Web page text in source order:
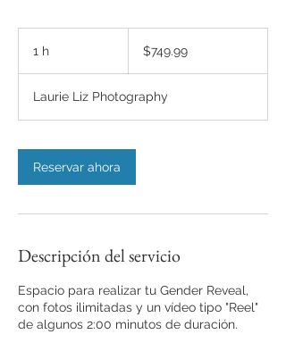
1 h
dólares
estadounidenses
$749.99
Laurie Liz Photography
Reservar ahora
Descripción del servicio
Espacio para realizar tu Gender Reveal,
con fotos ilimitadas y un vídeo tipo "Reel"
de algunos 2:00 minutos de duración.